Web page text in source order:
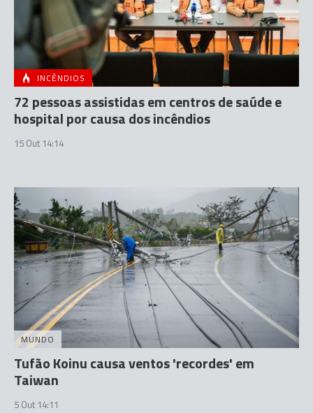
INCÊNDIOS
72 pessoas assistidas em centros de saúde e
hospital por causa dos incêndios
15 Out 14:14
MUNDO
Tufão Koinu causa ventos 'recordes' em
Taiwan
5 Out 14:11